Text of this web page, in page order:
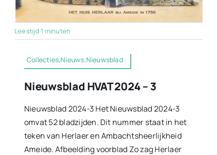
Leestijd 1 minuten
Collecties,Nieuws,Nieuwsblad
Nieuwsblad HVAT 2024 – 3
Nieuwsblad 2024-3 Het Nieuwsblad 2024-3
omvat 52 bladzijden. Dit nummer staat in het
teken van Herlaer en Ambachtsheerlijkheid
Ameide. Afbeelding voorblad Zo zag Herlaer